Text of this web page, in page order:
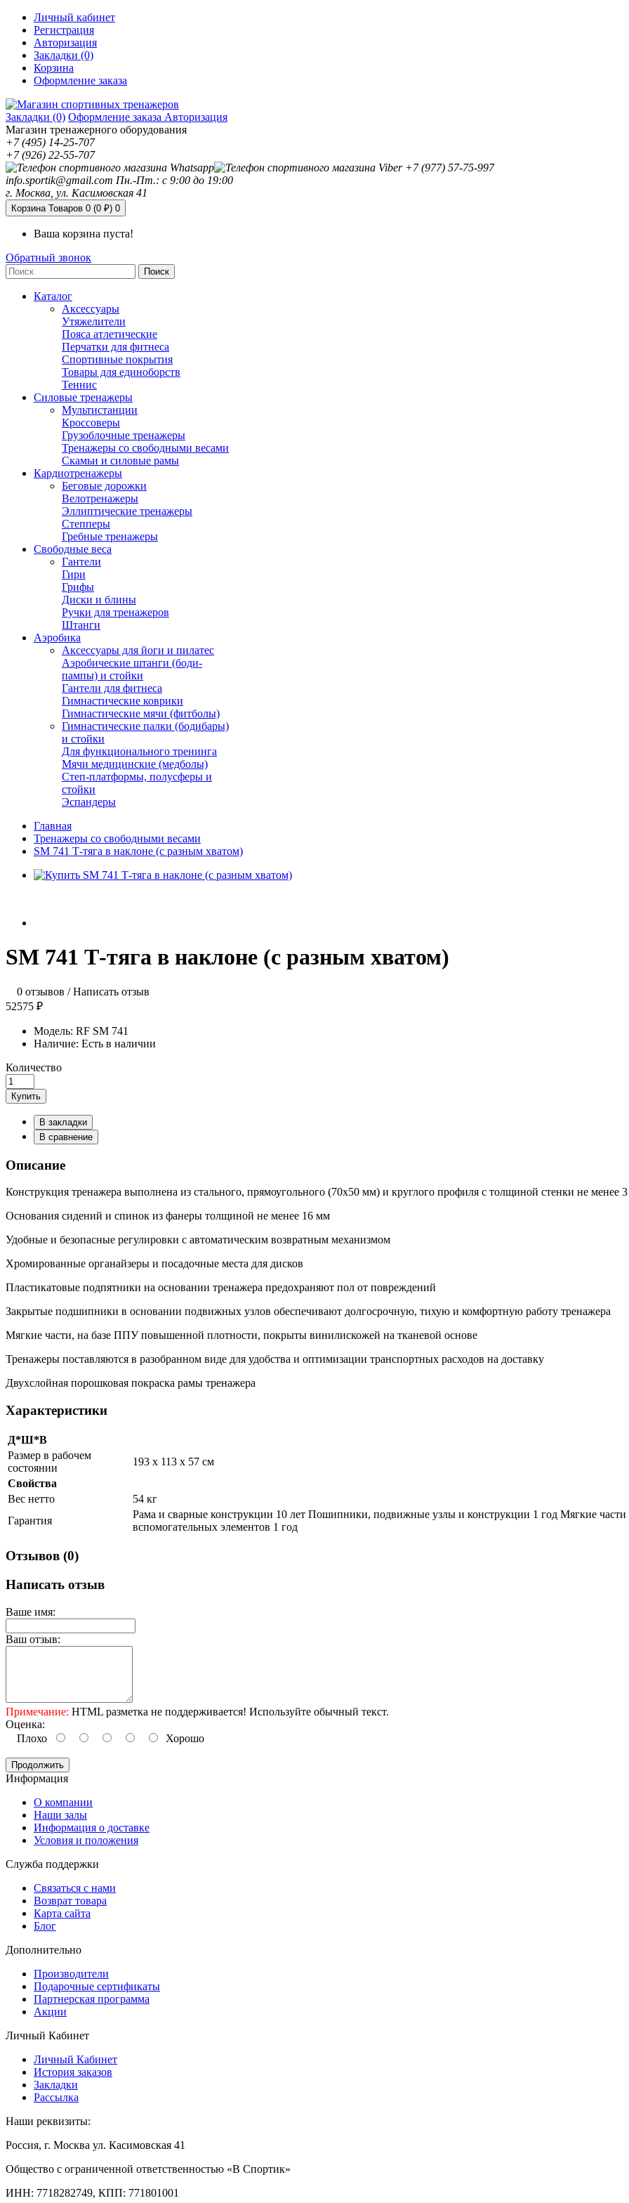
Личный кабинет
Регистрация
Авторизация
Закладки (0)
Корзина
Оформление заказа
Закладки (0) Оформление заказа Авторизация
Магазин тренажерного оборудования
+7 (495) 14-25-707
+7 (926) 22-55-707
+7 (977) 57-75-997
info.sportik@gmail.com Пн.-Пт.: с 9:00 до 19:00
г. Москва, ул. Касимовская 41
Корзина Товаров 0 (0 ₽) 0
Ваша корзина пуста!
Обратный звонок
Поиск
Каталог
Аксессуары
Утяжелители
Пояса атлетические
Перчатки для фитнеса
Спортивные покрытия
Товары для единоборств
Теннис
Силовые тренажеры
Мультистанции
Кроссоверы
Грузоблочные тренажеры
Тренажеры со свободными весами
Скамьи и силовые рамы
Кардиотренажеры
Беговые дорожки
Велотренажеры
Эллиптические тренажеры
Степперы
Гребные тренажеры
Свободные веса
Гантели
Гири
Грифы
Диски и блины
Ручки для тренажеров
Штанги
Аэробика
Аксессуары для йоги и пилатес
Аэробические штанги (боди-
пампы) и стойки
Гантели для фитнеса
Гимнастические коврики
Гимнастические мячи (фитболы)
Гимнастические палки (бодибары)
и стойки
Для функционального тренинга
Мячи медицинские (медболы)
Степ-платформы, полусферы и
стойки
Эспандеры
Главная
Тренажеры со свободными весами
SM 741 Т-тяга в наклоне (с разным хватом)
SM 741 Т-тяга в наклоне (с разным хватом)
0 отзывов /Написать отзыв
52575 ₽
Модель: RF SM 741
Наличие: Есть в наличии
Количество
Купить
В закладки
В сравнение
Описание
Конструкция тренажера выполнена из стального, прямоугольного (70х50 мм) и круглого профиля с толщиной стенки не менее
Основания сидений и спинок из фанеры толщиной не менее 16 мм
Удобные и безопасные регулировки с автоматическим возвратным механизмом
Хромированные органайзеры и посадочные места для дисков
Пластикатовые подпятники на основании тренажера предохраняют пол от повреждений
Закрытые подшипники в основании подвижных узлов обеспечивают долгосрочную, тихую и комфортную работу тренажера
Мягкие части, на базе ППУ повышенной плотности, покрыты винилискожей на тканевой основе
Тренажеры поставляются в разобранном виде для удобства и оптимизации транспортных расходов на доставку
Двухслойная порошковая покраска рамы тренажера
Характеристики
Д*Ш*В
Размер в рабочем
состоянии
193 x 113 x 57 см
Свойства
Вес нетто
54 кг
Гарантия
Рама и сварные конструкции 10 лет Пошипники, подвижные узлы и конструкции 1 год Мягкие
вспомогательных элементов 1 год
Отзывов (0)
Написать отзыв
Ваше имя:
Ваш отзыв:
Примечание: HTML разметка не поддерживается! Используйте обычный текст.
Оценка:
Плохо
Хорошо
Продолжить
Информация
O компании
Наши залы
Информация о доставке
Условия и положения
Служба поддержки
Связаться с нами
Возврат товара
Карта сайта
Блог
Дополнительно
Производители
Подарочные сертификаты
Партнерская программа
Акции
Личный Кабинет
Личный Кабинет
История заказов
Закладки
Рассылка
Наши реквизиты:
Россия, г. Москва ул. Касимовская 41
Общество с ограниченной ответственностью «В Спортик»
ИНН: 7718282749, КПП: 771801001